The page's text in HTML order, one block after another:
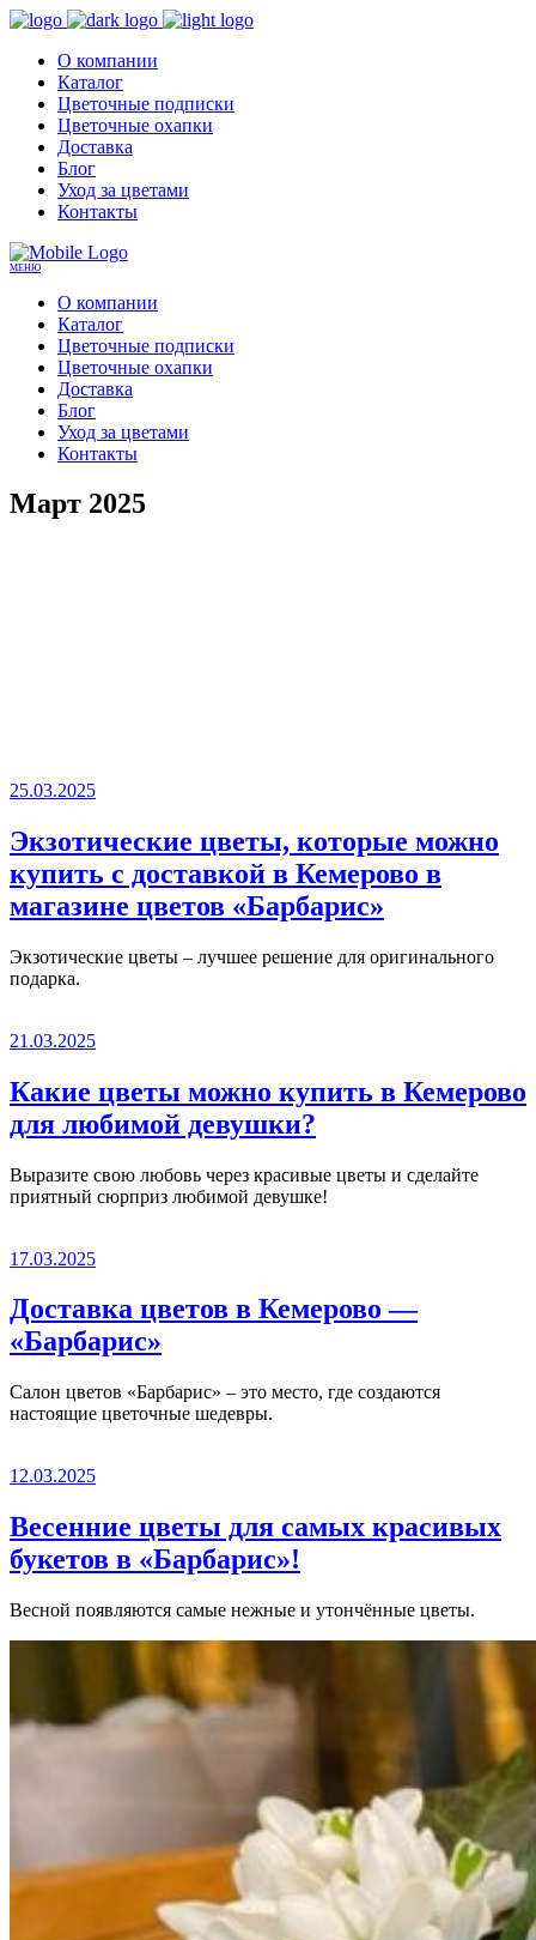
О компании
Каталог
Цветочные подписки
Цветочные охапки
Доставка
Блог
Уход за цветами
Контакты
МЕНЮ
О компании
Каталог
Цветочные подписки
Цветочные охапки
Доставка
Блог
Уход за цветами
Контакты
Март 2025
25.03.2025
Экзотические цветы, которые можно
купить с доставкой в Кемерово в
магазине цветов «Барбарис»
Экзотические цветы – лучшее решение для оригинального
подарка.
21.03.2025
Какие цветы можно купить в Кемерово
для любимой девушки?
Выразите свою любовь через красивые цветы и сделайте
приятный сюрприз любимой девушке!
17.03.2025
Доставка цветов в Кемерово —
«Барбарис»
Салон цветов «Барбарис» – это место, где создаются
настоящие цветочные шедевры.
12.03.2025
Весенние цветы для самых красивых
букетов в «Барбарис»!
Весной появляются самые нежные и утончённые цветы.